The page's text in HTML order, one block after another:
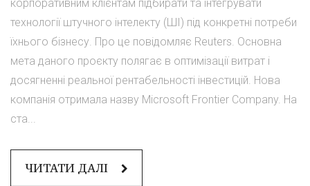
корпоративним клієнтам підбирати та інтегрувати
технології штучного інтелекту (ШІ) під конкретні потреби
їхнього бізнесу. Про це повідомляє Reuters. Основна
мета даного проєкту полягає в оптимізації витрат і
досягненні реальної рентабельності інвестицій. Нова
компанія отримала назву Microsoft Frontier Company. На
ста...
ЧИТАТИ ДАЛІ